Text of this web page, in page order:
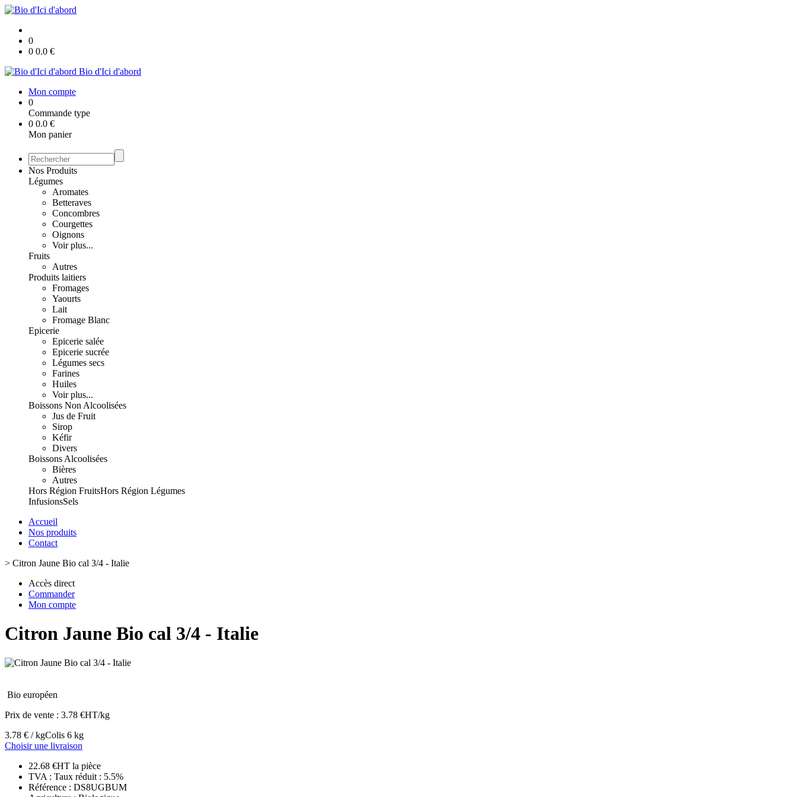
0
0 0.0 €
Bio d'Ici d'abord
Mon compte
0
Commande type
0 0.0 €
Mon panier
Nos Produits
Légumes
Aromates
Betteraves
Concombres
Courgettes
Oignons
Voir plus...
Fruits
Autres
Produits laitiers
Fromages
Yaourts
Lait
Fromage Blanc
Epicerie
Epicerie salée
Epicerie sucrée
Légumes secs
Farines
Huiles
Voir plus...
Boissons Non Alcoolisées
Jus de Fruit
Sirop
Kéfir
Divers
Boissons Alcoolisées
Bières
Autres
Hors Région FruitsHors Région Légumes
InfusionsSels
Accueil
Nos produits
Contact
> Citron Jaune Bio cal 3/4 - Italie
Accès direct
Commander
Mon compte
Citron Jaune Bio cal 3/4 - Italie
Bio européen
Prix de vente : 3.78 €HT/kg
3.78 € / kgColis 6 kg
Choisir une livraison
22.68 €HT la pièce
TVA : Taux réduit : 5.5%
Référence : DS8UGBUM